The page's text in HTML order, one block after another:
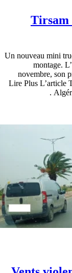
Tirsam
Un nouveau mini
montage.
novembre, son
Lire Plus L’article